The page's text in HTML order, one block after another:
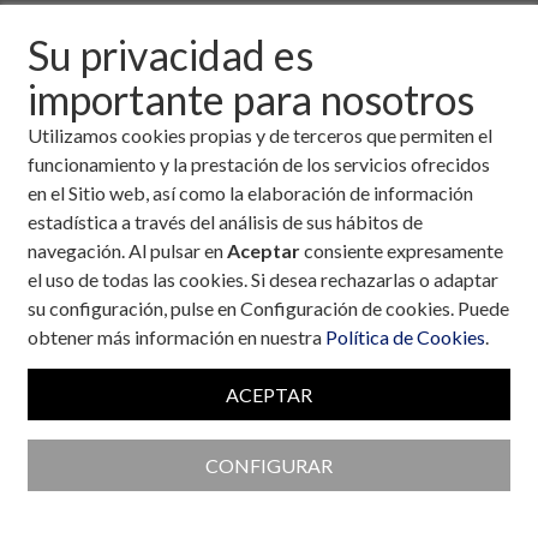
Su privacidad es
importante para nosotros
Utilizamos cookies propias y de terceros que permiten el
funcionamiento y la prestación de los servicios ofrecidos
en el Sitio web, así como la elaboración de información
estadística a través del análisis de sus hábitos de
navegación. Al pulsar enAceptarconsiente expresamente
el uso de todas las cookies. Si desea rechazarlas o adaptar
su configuración, pulse en Configuración de cookies. Puede
obtener más información en nuestra Política de Cookies.
ACEPTAR
CONFIGURAR
pdf)
Colaboran con la Fundación